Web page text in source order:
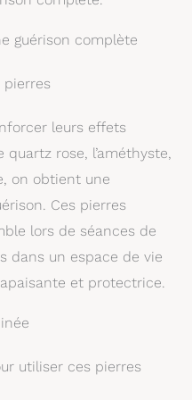
à toutes les
bijou intemporel qui
de haute qualité, le
un grand confort de
INOXYDABLE : La
de l'acier inoxydable
avec les styles
rotatif est facile
les bijoux restent bien
outre résistant à la
donc pas.
guérison complète
pierres
leurs effets
rose, l’améthyste,
on obtient une
Ces pierres
lors de séances de
dans un espace de vie
et protectrice.
utiliser ces pierres